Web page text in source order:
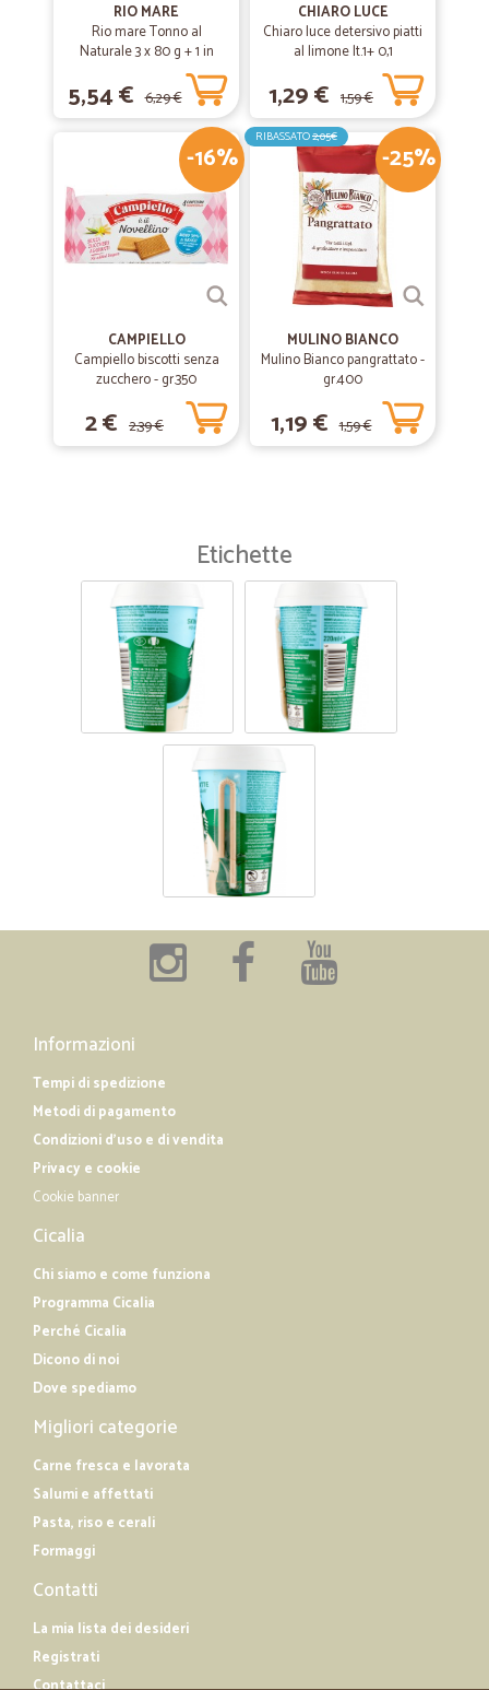
RIO MARE
Rio mare Tonno al
Naturale 3 x 80 g + 1 in
5,54 € 6,29 €
CHIARO LUCE
Chiaro luce detersivo piatti
al limone lt.1+ 0,1
1,29 € 1,59 €
-16%
CAMPIELLO
Campiello biscotti senza
zucchero - gr.350
2 € 2,39 €
-25%
RIBASSATO2,05€
MULINO BIANCO
Mulino Bianco pangrattato -
gr.400
1,19 € 1,59 €
Etichette
Informazioni
Tempi di spedizione
Metodi di pagamento
Condizioni d'uso e di vendita
Privacy e cookie
Cookie banner
Cicalia
Chi siamo e come funziona
Programma Cicalia
Perché Cicalia
Dicono di noi
Dove spediamo
Migliori categorie
Carne fresca e lavorata
Salumi e affettati
Pasta, riso e cerali
Formaggi
Contatti
La mia lista dei desideri
Registrati